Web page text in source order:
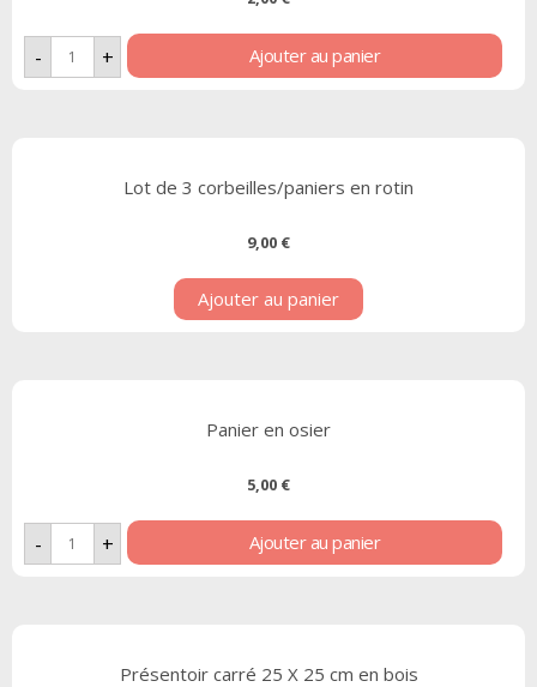
- + Ajouter au panier
Lot de 3 corbeilles/paniers en rotin
9,00 €
Ajouter au panier
Panier en osier
5,00 €
- + Ajouter au panier
Présentoir carré 25 X 25 cm en bois